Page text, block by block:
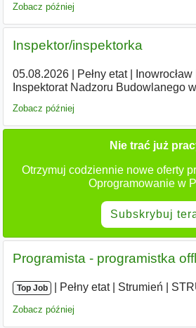
Zobacz później
Inspektor/inspektorka
05.08.2026| Pełny etat| Inowrocław|
Inspektorat Nadzoru Budowlanego
Zobacz później
Nie trać już
Otrzymuj codziennie nowe oferty
Oprogramowanie w
Subskrybuj
Programista - programistka
Top Job Pełny etat| Strumień
Zobacz później